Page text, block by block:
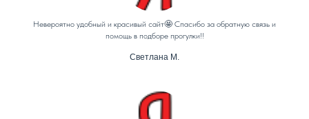
Невероятно удобный и красивый сайт🤩 Спасибо за обратную связь и
помощь в подборе прогулки!!
Светлана М.